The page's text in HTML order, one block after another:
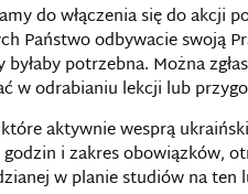
do włączenia się do akcji
Państwo odbywacie swoją
byłaby potrzebna. Można
w odrabianiu lekcji lub
aktywnie wesprą
i zakres obowiązków,
w planie studiów na ten